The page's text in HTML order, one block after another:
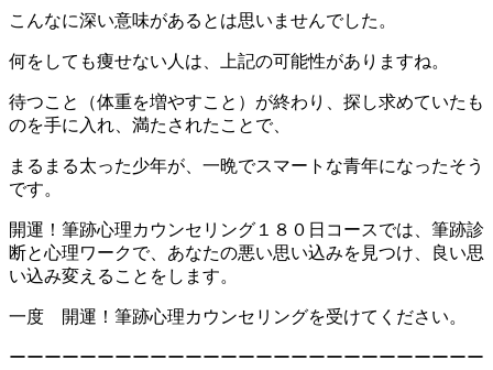
こんなに深い意味があるとは思いませんでした。
何をしても痩せない人は、上記の可能性がありますね。
待つこと（体重を増やすこと）が終わり、探し求めていたも
のを手に入れ、満たされたことで、
まるまる太った少年が、一晩でスマートな青年になったそう
です。
開運！筆跡心理カウンセリング１８０日コースでは、筆跡診
断と心理ワークで、あなたの悪い思い込みを見つけ、良い思
い込み変えることをします。
一度 開運！筆跡心理カウンセリングを受けてください。
ーーーーーーーーーーーーーーーーーーーーーーーーーーー